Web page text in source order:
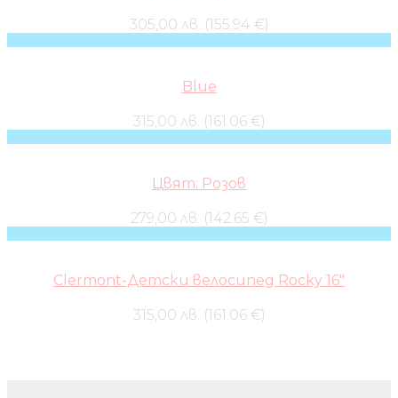
305,00 лв. (155.94 €)
Blue
315,00 лв. (161.06 €)
Цвят: Розов
279,00 лв. (142.65 €)
Clermont-Детски велосипед Rocky 16″
315,00 лв. (161.06 €)